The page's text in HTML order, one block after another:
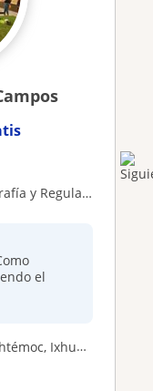
Multimateria
el
Ixhuatlancillo